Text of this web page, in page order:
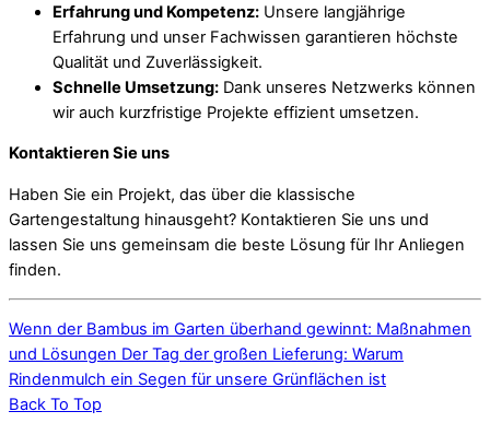
Erfahrung und Kompetenz: Unsere langjährige
Erfahrung und unser Fachwissen garantieren höchste
Qualität und Zuverlässigkeit.
Schnelle Umsetzung: Dank unseres Netzwerks können
wir auch kurzfristige Projekte effizient umsetzen.
Kontaktieren Sie uns
Haben Sie ein Projekt, das über die klassische
Gartengestaltung hinausgeht? Kontaktieren Sie uns und
lassen Sie uns gemeinsam die beste Lösung für Ihr Anliegen
finden.
Wenn der Bambus im Garten überhand gewinnt: Maßnahmen
und Lösungen Der Tag der großen Lieferung: Warum
Rindenmulch ein Segen für unsere Grünflächen ist
Back To Top